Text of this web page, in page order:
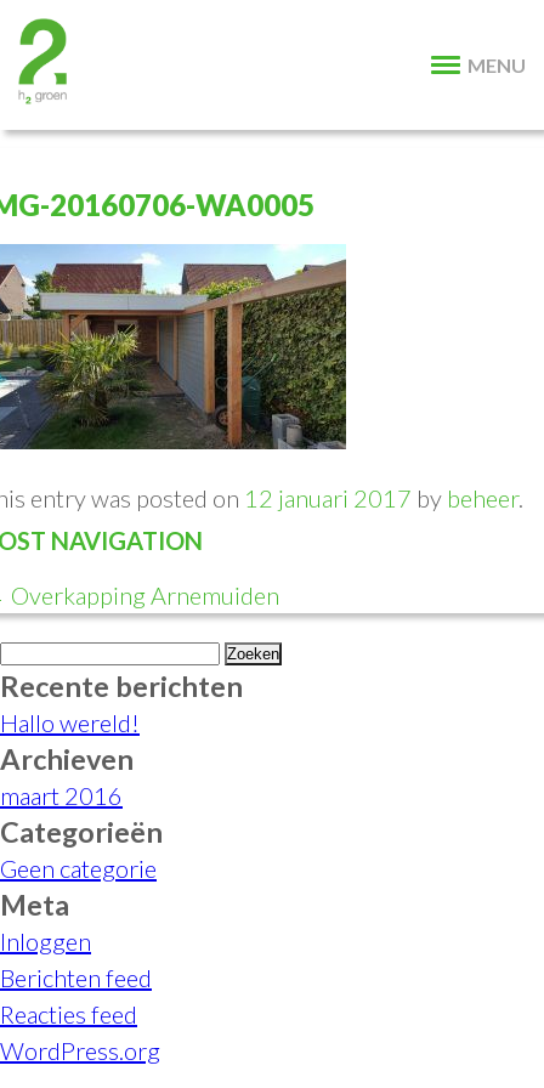
MENU
20160706-WA0005
entry was posted on 12 januari 2017 by beheer.
NAVIGATION
Overkapping Arnemuiden
Zoeken
naar:
Recente berichten
Hallo wereld!
Archieven
maart 2016
Categorieën
Geen categorie
Meta
Inloggen
Berichten feed
Reacties feed
WordPress.org